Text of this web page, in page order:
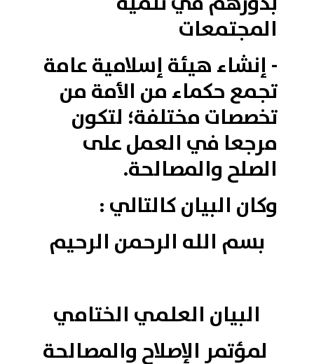
المجتمعات
- إنشاء هيئة إسلامية عامة
تجمع حكماء من الأمة من
تخصصات مختلفة؛ لتكون
مرجعا في العمل على
الصلح والمصالحة.
وكان البيان كالتالي :
بسم الله الرحمن الرحيم
البيان العلمي الختامي
لمؤتمرالإصلاح والمصالحة